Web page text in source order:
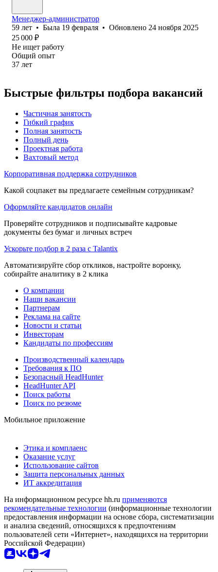
Менеджер-администратор
59 лет • Была 19 февраля • Обновлено 24 ноября 2025
25 000 ₽
Не ищет работу
Общий опыт
37 лет
Быстрые фильтры подбора вакансий
Частичная занятость
Гибкий график
Полная занятость
Полный день
Проектная работа
Вахтовый метод
Корпоративная поддержка сотрудников
Какой соцпакет вы предлагаете семейным сотрудникам?
Оформляйте кандидатов онлайн
Проверяйте сотрудников и подписывайте кадровые
документы без бумаг и личных встреч
Ускорьте подбор в 2 раза с Talantix
Автоматизируйте сбор откликов, настройте воронку,
собирайте аналитику в 2 клика
О компании
Наши вакансии
Партнерам
Реклама на сайте
Новости и статьи
Инвесторам
Кандидаты по профессиям
Производственный календарь
Требования к ПО
Безопасный HeadHunter
HeadHunter API
Поиск работы
Поиск по резюме
Мобильное приложение
Этика и комплаенс
Оказание услуг
Использование сайтов
Защита персональных данных
ИТ аккредитация
На информационном ресурсе hh.ru применяются
рекомендательные технологии (информационные технологии
предоставления информации на основе сбора, систематизации
и анализа сведений, относящихся к предпочтениям
пользователей сети «Интернет», находящихся на территории
Российской Федерации)